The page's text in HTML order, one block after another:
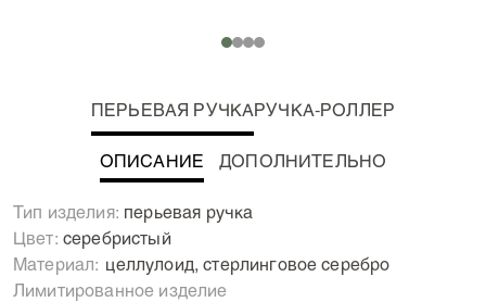
ПЕРЬЕВАЯ РУЧКАРУЧКА-РОЛЛЕР
ОПИСАНИЕ ДОПОЛНИТЕЛЬНО
Дебют тандема компании Montegrappa и
благотворительного фонда the Prince Albert II of
Monaco оказался поистине впечатляющим. Помимо
великолепного дизайна коллекции, здесь явно
Тип изделия: перьевая ручка
Цвет: серебристый
Материал:
Целлулоид, стерлинговое серебро
Лимитированное изделие